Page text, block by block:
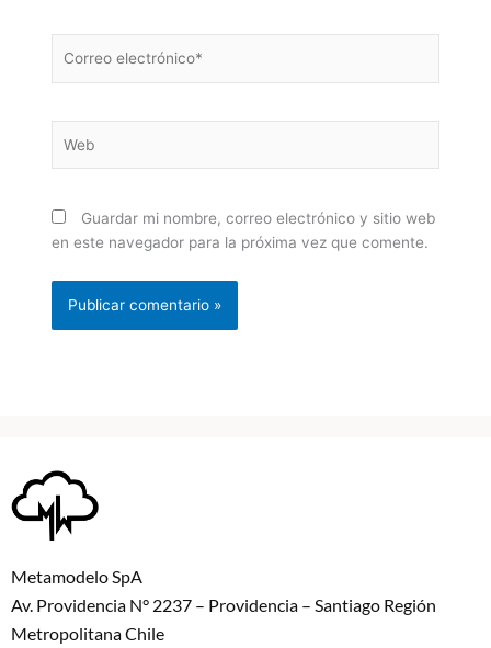
electrónico*
Guardar mi nombre, correo electrónico y sitio web
en este navegador para la próxima vez que comente.
Metamodelo SpA
Av. Providencia N° 2237 – Providencia – Santiago Región
Metropolitana Chile